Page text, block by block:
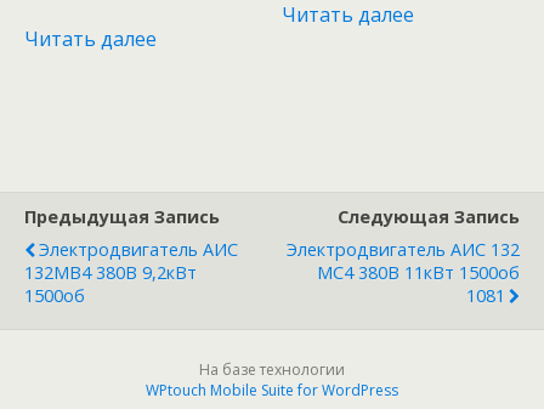
Читать далее
Читать далее
Предыдущая Запись
Электродвигатель АИС
132MB4 380В 9,2кВт
1500об
Следующая Запись
Электродвигатель АИС 132
MC4 380В 11кВт 1500об
1081
На базе технологии
WPtouch Mobile Suite for WordPress